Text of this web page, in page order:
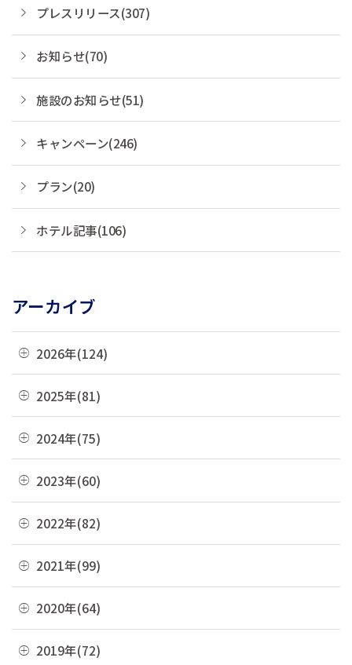
プレスリリース(307)
お知らせ(70)
施設のお知らせ(51)
キャンペーン(246)
プラン(20)
ホテル記事(106)
アーカイブ
2026年(124)
08月(3)
07月(21)
05月(13)
04月(10)
03月(36)
01月(13)
2025年(81)
12月(8)
11月(22)
09月(3)
08月(4)
07月(7)
05月(6)
2024年(75)
12月(4)
11月(6)
09月(4)
08月(6)
07月(6)
2023年(60)
12月(4)
11月(3)
09月(8)
08月(4)
2022年(82)
12月(8)
11月(5)
09月(8)
2021年(99)
12月(9)
11月(7)
2020年(64)
12月(2)
2019年(72)